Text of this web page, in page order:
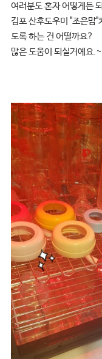
여러분도 혼자 어떻게든
김포 산후도우미 "조은맘
도록 하는 건 어떨까요?
많은 도움이 되실거예요.~